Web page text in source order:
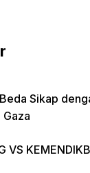
Sikap
Gaza
VS